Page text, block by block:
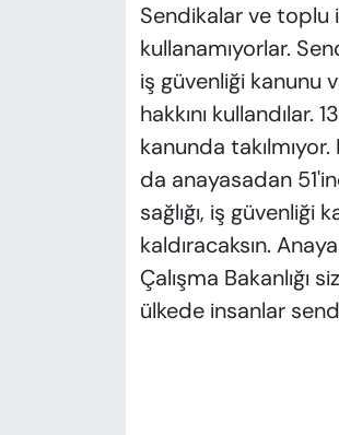
Sendikalar ve toplu
kullanamıyorlar.
iş güvenliği kanunu
hakkını
kanunda
da anayasadan
sağlığı, iş güvenliği
kaldıracaksın.
Çalışma Bakanlığı
ülkede insanlar